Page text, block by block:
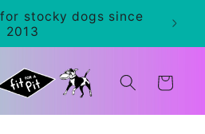
stocky dogs since
2013
Καλάθι